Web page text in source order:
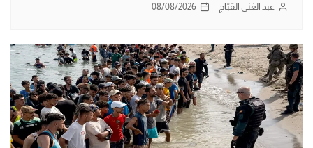
عبد الغني القبّاج 08/08/2026